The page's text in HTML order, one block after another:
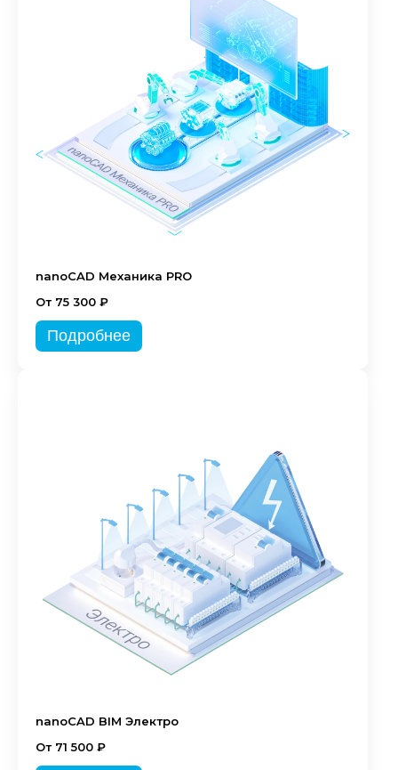
nanoCAD Механика PRO
От 75 300 ₽
Подробнее
nanoCAD BIM Электро
От 71 500 ₽